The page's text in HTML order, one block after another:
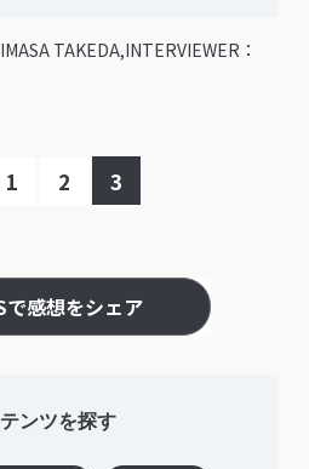
TAKEDA,INTERVIEWER：
1 2 3
で感想をシェア
ンツを探す